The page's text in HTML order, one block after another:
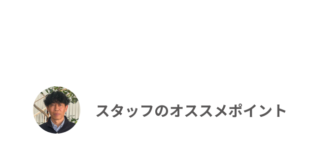
スタッフのオススメポイント